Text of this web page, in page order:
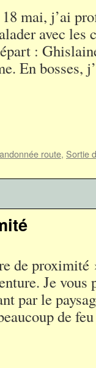
mai, j’ai
avec les
:
En bosses,
route, Sortie
de
Je vous
par le
de